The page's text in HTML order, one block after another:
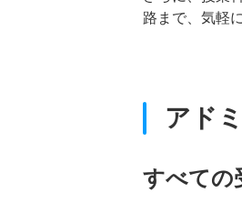
路まで、気軽
アド
すべての